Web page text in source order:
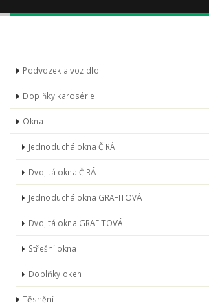
Podvozek a vozidlo
Doplňky karosérie
Okna
Jednoduchá okna ČIRÁ
Dvojitá okna ČIRÁ
Jednoduchá okna GRAFITOVÁ
Dvojitá okna GRAFITOVÁ
Střešní okna
Doplňky oken
Těsnění